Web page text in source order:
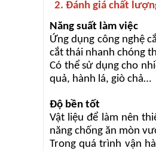
2. Đánh giá chất
Năng suất làm việc
Ứng dụng công nghệ
cắt thái nhanh chóng
Có thể sử dụng cho
quả, hành lá, giò chả…
Độ bền tốt
Vật liệu để làm nên
năng chống ăn mòn
Trong quá trình vận